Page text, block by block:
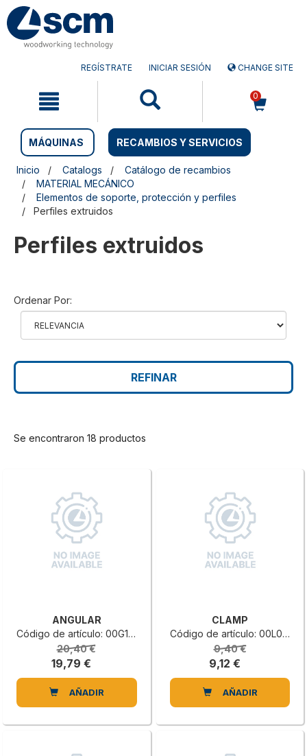
Saltar
contenido
Saltar
menú
REGÍSTRATE INICIAR SESIÓN CHANGE SITE
0
MÁQUINAS RECAMBIOS Y SERVICIOS
Inicio Catalogs
Catálogo de recambios
MATERIAL MECÁNICO
Elementos de soporte, protección y perfiles
Perfiles extruidos
Perfiles extruidos
Ordenar Por:
REFINAR
Se encontraron 18 productos
ANGULAR
Código de artículo: 00G1103981E
20,40 €
19,79 €
AÑADIR
CLAMP
Código de artículo: 00L0431943C
9,40 €
9,12 €
AÑADIR